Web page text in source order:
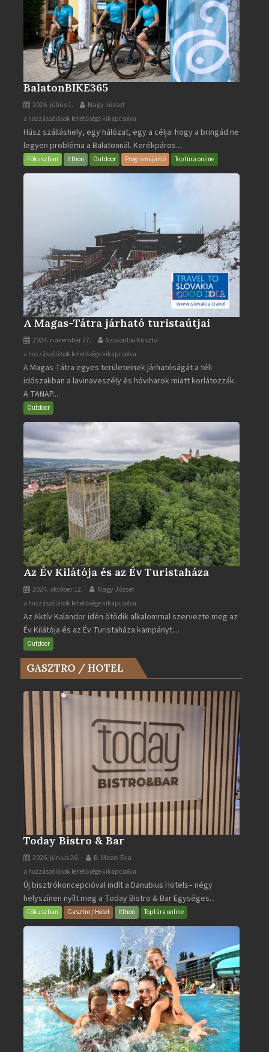
BalatonBIKE365
2026. július 1. Nagy József
BalatonBIKE365
bejegyzéshez
a hozzászólások lehetősége kikapcsolva
Húsz szálláshely, egy hálózat, egy a célja: hogy a bringád ne
legyen probléma a Balatonnál. Kerékpáros...
Fókuszban Itthon Outdoor Programajánló Toptúra online
A Magas-Tátra járható turistaútjai
2024. november 27. Szalontai Kriszta
A
Magas-
Tátra
járható
turistaútjai
bejegyzéshez
a hozzászólások lehetősége kikapcsolva
A Magas-Tátra egyes területeinek járhatóságát a téli
időszakban a lavinaveszély és hóviharok miatt korlátozzák.
A TANAP...
Outdoor
Az Év Kilátója és az Év Turistaháza
2024. október 12. Nagy József
Az
Év
Kilátója
és
Év
Turistaháza
bejegyzéshez
a hozzászólások lehetősége kikapcsolva
Az Aktív Kalandor idén ötödik alkalommal szervezte meg az
Év Kilátója és az Év Turistaháza kampányt....
Outdoor
GASZTRO / HOTEL
Today Bistro & Bar
2026. június 26. B. Mezei Éva
Today
Bistro
&
Bar
a hozzászólások lehetősége kikapcsolva
Új bisztrókoncepcióval indít a Danubius Hotels– négy
helyszínen nyílt meg a Today Bistro & Bar Egységes...
Fókuszban Gasztro / Hotel Itthon Toptúra online